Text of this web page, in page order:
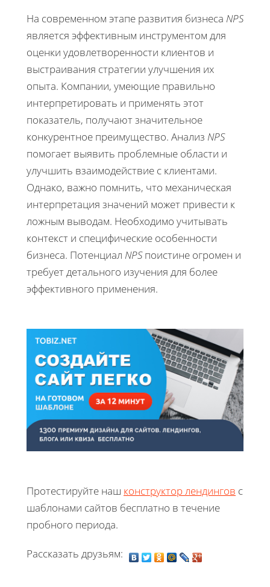
На современном этапе развития бизнеса NPS
является эффективным инструментом для
оценки удовлетворенности клиентов и
выстраивания стратегии улучшения их
опыта. Компании, умеющие правильно
интерпретировать и применять этот
показатель, получают значительное
конкурентное преимущество. Анализ NPS
помогает выявить проблемные области и
улучшить взаимодействие с клиентами.
Однако, важно помнить, что механическая
интерпретация значений может привести к
ложным выводам. Необходимо учитывать
контекст и специфические особенности
бизнеса. Потенциал NPSпоистине огромен и
требует детального изучения для более
эффективного применения.
Протестируйте наш конструктор лендингов с
шаблонами сайтов бесплатно в течение
пробного периода.
Рассказать друзьям: